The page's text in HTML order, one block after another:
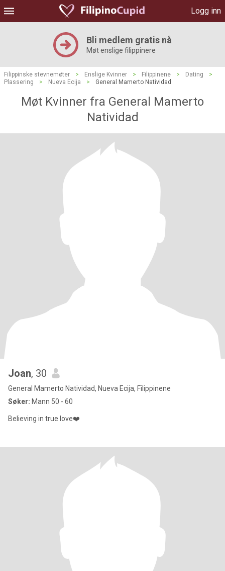
Logg inn
Bli medlem gratis nå
Møt enslige filippinere
Filippinske stevnemøter > Enslige Kvinner > Filippinene > Dating
>
Plassering
> Nueva Ecija > General Mamerto Natividad
Møt Kvinner fra General Mamerto
Natividad
Joan, 30
General Mamerto Natividad, Nueva Ecija, Filippinene
Søker: Mann 50 - 60
Believing in true love❤️